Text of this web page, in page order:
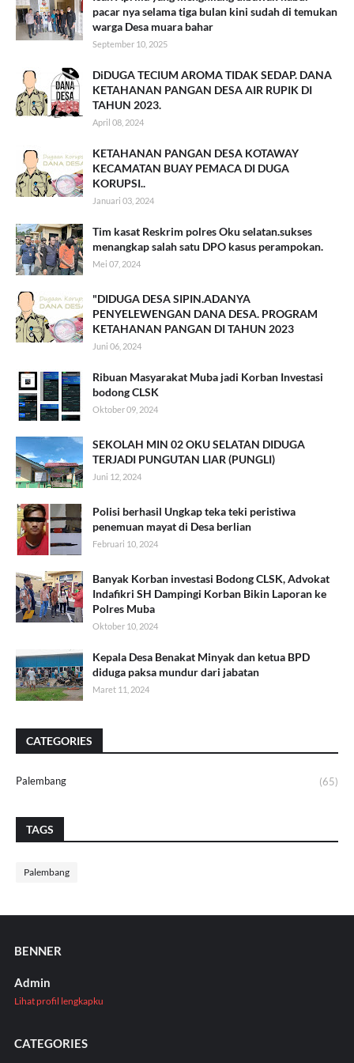
pacar nya selama tiga bulan kini sudah di temukan
warga Desa muara bahar
September 10, 2025
DiDUGA TECIUM AROMA TIDAK SEDAP. DANA
KETAHANAN PANGAN DESA AIR RUPIK DI
TAHUN 2023.
April 08, 2024
KETAHANAN PANGAN DESA KOTAWAY
KECAMATAN BUAY PEMACA DI DUGA
KORUPSI..
Januari 03, 2024
Tim kasat Reskrim polres Oku selatan.sukses
menangkap salah satu DPO kasus perampokan.
Mei 07, 2024
"DIDUGA DESA SIPIN.ADANYA
PENYELEWENGAN DANA DESA. PROGRAM
KETAHANAN PANGAN DI TAHUN 2023
Juni 06, 2024
Ribuan Masyarakat Muba jadi Korban Investasi
bodong CLSK
Oktober 09, 2024
SEKOLAH MIN 02 OKU SELATAN DIDUGA
TERJADI PUNGUTAN LIAR (PUNGLI)
Juni 12, 2024
Polisi berhasil Ungkap teka teki peristiwa
penemuan mayat di Desa berlian
Februari 10, 2024
Banyak Korban investasi Bodong CLSK, Advokat
Indafikri SH Dampingi Korban Bikin Laporan ke
Polres Muba
Oktober 10, 2024
Kepala Desa Benakat Minyak dan ketua BPD
diduga paksa mundur dari jabatan
Maret 11, 2024
CATEGORIES
Palembang (65)
TAGS
Palembang
BENNER
Admin
Lihat profil lengkapku
CATEGORIES